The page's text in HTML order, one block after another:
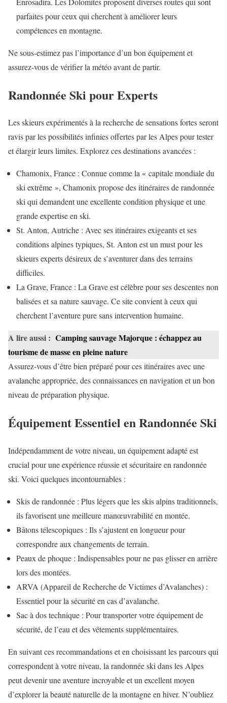
parfaites pour ceux qui cherchent à améliorer leurs
compétences en montagne.
Ne sous-estimez pas l’importance d’un bon équipement et
assurez-vous de vérifier la météo avant de partir.
Randonnée Ski pour Experts
Les skieurs expérimentés à la recherche de sensations fortes seront
ravis par les possibilités infinies offertes par les Alpes pour tester
et élargir leurs limites. Explorez ces destinations avancées :
Chamonix, France : Connue comme la « capitale mondiale du
ski extrême », Chamonix propose des itinéraires de randonnée
ski qui demandent une excellente condition physique et une
grande expertise en ski.
St. Anton, Autriche : Avec ses itinéraires exigeants et ses
conditions alpines typiques, St. Anton est un must pour les
skieurs experts désireux de s’aventurer dans des terrains
difficiles.
La Grave, France : La Grave est célèbre pour ses descentes non
balisées et sa nature sauvage. Ce site convient à ceux qui
cherchent l’aventure pure sans intervention humaine.
A lire aussi : Camping sauvage Majorque : échappez au
tourisme de masse en pleine nature
Assurez-vous d’être bien préparé pour ces itinéraires avec une
avalanche appropriée, des connaissances en navigation et un bon
niveau de préparation physique.
Équipement Essentiel en Randonnée Ski
Indépendamment de votre niveau, un équipement adapté est
crucial pour une expérience réussie et sécuritaire en randonnée
ski. Voici quelques incontournables :
Skis de randonnée : Plus légers que les skis alpins traditionnels,
ils favorisent une meilleure manœuvrabilité en montée.
Bâtons télescopiques : Ils s’ajustent en longueur pour
correspondre aux changements de terrain.
Peaux de phoque : Indispensables pour ne pas glisser en arrière
lors des montées.
ARVA (Appareil de Recherche de Victimes d’Avalanches) :
Essentiel pour la sécurité en cas d’avalanche.
Sac à dos technique : Pour transporter votre équipement de
sécurité, de l’eau et des vêtements supplémentaires.
En suivant ces recommandations et en choisissant les parcours qui
correspondent à votre niveau, la randonnée ski dans les Alpes
peut devenir une aventure incroyable et un excellent moyen
d’explorer la beauté naturelle de la montagne en hiver. N’oubliez